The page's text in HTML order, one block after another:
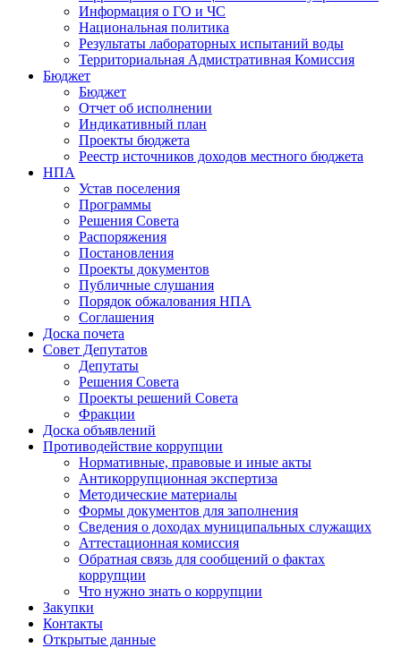
Информация о ГО и ЧС
Национальная политика
Результаты лабораторных испытаний воды
Территориальная Адмистративная Комиссия
Бюджет
Бюджет
Отчет об исполнении
Индикативный план
Проекты бюджета
Реестр источников доходов местного бюджета
НПА
Устав поселения
Программы
Решения Совета
Распоряжения
Постановления
Проекты документов
Публичные слушания
Порядок обжалования НПА
Соглашения
Доска почета
Совет Депутатов
Депутаты
Решения Совета
Проекты решений Совета
Фракции
Доска объявлений
Противодействие коррупции
Нормативные, правовые и иные акты
Антикоррупционная экспертиза
Методические материалы
Формы документов для заполнения
Сведения о доходах муниципальных служащих
Аттестационная комиссия
Обратная связь для сообщений о фактах
коррупции
Что нужно знать о коррупции
Закупки
Контакты
Открытые данные